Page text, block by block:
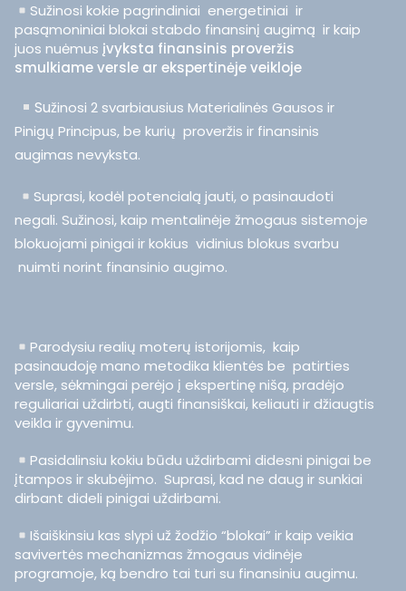
Sužinosi kokie pagrindiniai energetiniai ir
pasąmoniniai blokai stabdo finansinį augimą ir kaip
juos nuėmus įvyksta finansinis proveržis
smulkiame versle ar ekspertinėje veikloje
Sužinosi 2 svarbiausius Materialinės Gausos ir
Pinigų Principus, be kurių proveržis ir finansinis
augimas nevyksta.
Suprasi, kodėl potencialą jauti, o pasinaudoti
negali. Sužinosi, kaip mentalinėje žmogaus sistemoje
blokuojami pinigai ir kokius vidinius blokus svarbu
nuimti norint finansinio augimo.
Parodysiu realių moterų istorijomis, kaip
pasinaudoję mano metodika klientės be patirties
versle, sėkmingai perėjo į ekspertinę nišą, pradėjo
reguliariai uždirbti, augti finansiškai, keliauti ir džiaugtis
veikla ir gyvenimu.
Pasidalinsiu kokiu būdu uždirbami didesni pinigai be
įtampos ir skubėjimo. Suprasi, kad ne daug ir sunkiai
dirbant dideli pinigai uždirbami.
Išaiškinsiu kas slypi už žodžio “blokai” ir kaip veikia
savivertės mechanizmas žmogaus vidinėje
programoje, ką bendro tai turi su finansiniu augimu.